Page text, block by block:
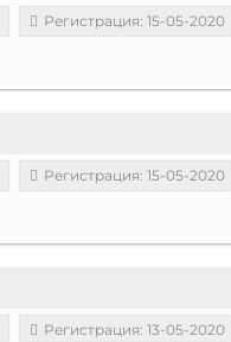
Регистрация: 15-05-2020
Регистрация: 15-05-2020
Регистрация: 13-05-2020